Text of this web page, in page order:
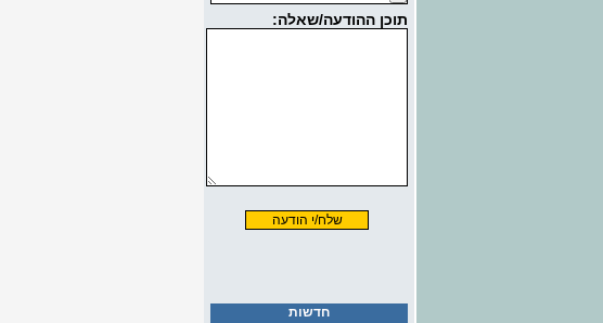
חדשות